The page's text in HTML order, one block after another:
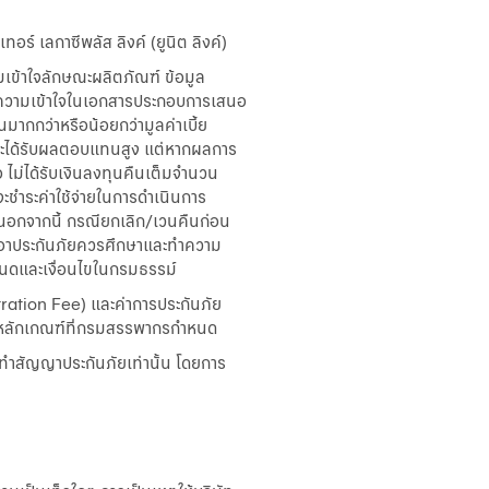
ทอร์ เลกาซีพลัส ลิงค์ (ยูนิต ลิงค์)
เข้าใจลักษณะผลิตภัณฑ์ ข้อมูล
เข้าใจในเอกสารประกอบการเสนอ
ากกว่าหรือน้อยกว่ามูลค่าเบี้ย
ได้รับผลตอบแทนสูง แต่หากผลการ
ม่ได้รับเงินลงทุนคืนเต็มจำนวน
ะค่าใช้จ่ายในการดำเนินการ
อกจากนี้ กรณียกเลิก/เวนคืนก่อน
ประกันภัยควรศึกษาและทำความ
ดและเงื่อนไขในกรมธรรม์
Fee) และค่าการประกันภัย
ลักเกณฑ์ที่กรมสรรพากรกำหนด
ำสัญญาประกันภัยเท่านั้น โดยการ